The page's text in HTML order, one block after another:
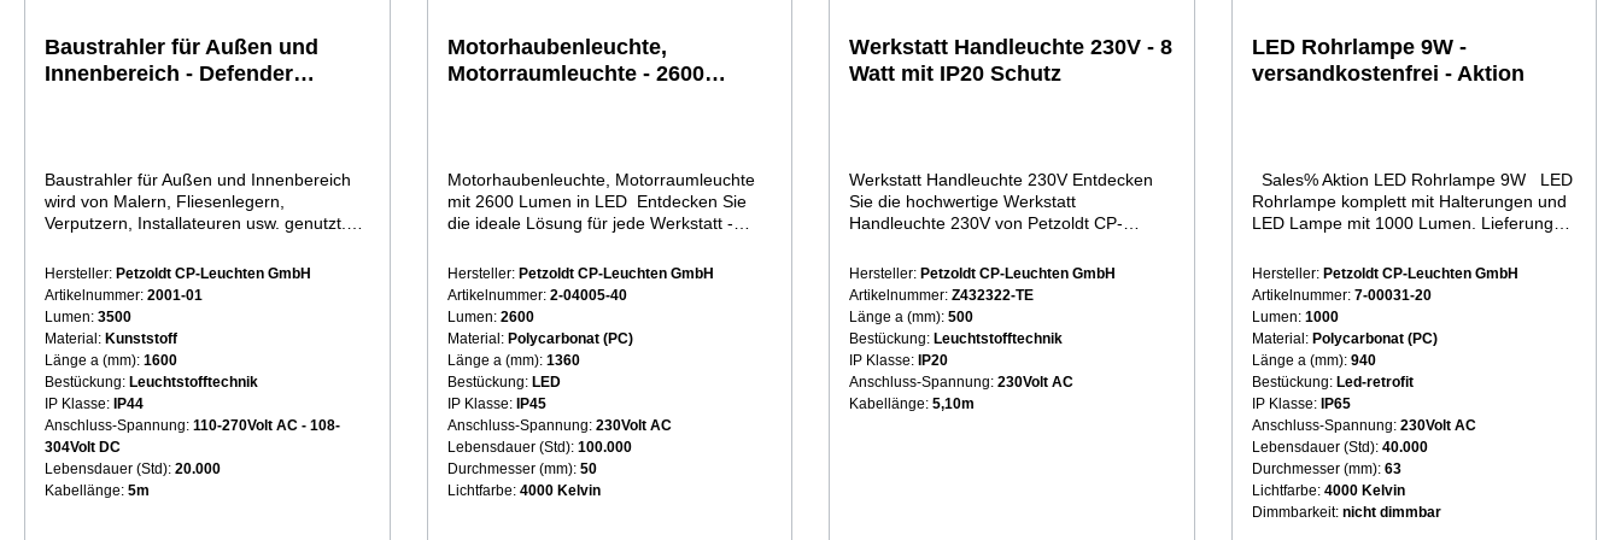
Baustrahler für Außen und
Innenbereich - Defender
Baustrahler für Außen und Innenbereich
wird von Malern, Fliesenlegern,
Verputzern, Installateuren usw. genutzt.
Verbesserungen dieses Baustrahlers
gegenüber stoßempfindlichen
brandheißen Halogenstrahlern oder
kippeligen Stativlösungen. +++++++++
Strahler hat 3500 Lumen Lichtleistung
Baustrahler ist mit 5m Flexiblem Kabel
H07 RN-F 3x1,5mm² ausgestattet IP44 -
Steckdose für weitere Strahler Einfache
Endmontage Stehaufmännchen-effekt
durch Sandbefüllung vor Ort.
Lieferumfang: Geliefert wird zu dieser
Hersteller: Petzoldt CP-Leuchten GmbH
Artikelnummer: 2001-01
Lumen: 3500
Material: Kunststoff
Länge a (mm): 1600
Bestückung: Leuchtstofftechnik
IP Klasse: IP44
Anschluss-Spannung: 110-270Volt AC - 108-
304Volt DC
Lebensdauer (Std): 20.000
Kabellänge: 5m
Motorhaubenleuchte,
Motorraumleuchte - 2600
Motorhaubenleuchte, Motorraumleuchte
mit 2600 Lumen in LED Entdecken Sie
die ideale Lösung für jede Werkstatt -
Motorhaubenleuchte! Egal ob im
Motorraum, im Fahrzeuginnenraum oder
unter dem Fahrzeug, diese Leuchte bietet
Ihnen stets helles Licht und maximale
Flexibilität während Ihrer Arbeit. Mit
beiden Händen frei können Sie sich auf
Ihre Aufgaben konzentrieren, unterstützt
von optimalen
Beleuchtungsverhältnissen.Der Halter
dieser Motorhaubenleuchte kann auf bis
zu 1,75 Meter ausgezogen werden, was
Hersteller: Petzoldt CP-Leuchten GmbH
Artikelnummer: 2-04005-40
Lumen: 2600
Material: Polycarbonat (PC)
Länge a (mm): 1360
Bestückung: LED
IP Klasse: IP45
Anschluss-Spannung: 230Volt AC
Lebensdauer (Std): 100.000
Durchmesser (mm): 50
Lichtfarbe: 4000 Kelvin
Werkstatt Handleuchte 230V - 8
Watt mit IP20 Schutz
Werkstatt Handleuchte 230V Entdecken
Sie die hochwertige Werkstatt
Handleuchte 230V von Petzoldt CP-
Arbeitsprojekten unschätzbar helfen wird.
Robuste Bauweise für den
Werkstatteinsatz Unsere Handleuchte ist
mit einem robusten Schutzrohr
ausgestattet, das sie vor den
Herausforderungen in einer
Werkstattumgebung schützt. Das H05RNF
Hersteller: Petzoldt CP-Leuchten GmbH
Artikelnummer: Z432322-TE
Länge a (mm): 500
Bestückung: Leuchtstofftechnik
IP Klasse: IP20
Anschluss-Spannung: 230Volt AC
Kabellänge: 5,10m
LED Rohrlampe 9W -
versandkostenfrei - Aktion
Sales% Aktion LED Rohrlampe 9W LED
Rohrlampe komplett mit Halterungen und
LED Lampe mit 1000 Lumen. Lieferung
und fertig Die LED Rohrlampe ist robust,
hell und langlebig (Länge 940mm) Sie
wird mit Leuchtmittel und Halterungen
geliefert. Die LED Rohrleuchte ist für
Feuchträume, Außenfassaden kommt mit
einer verständlichen Beschreibung und
Bohrschablone für die schnelle Montage.
In fünf einfachen Schritten und 15 Minuten
Zeit zu hellem Licht für viele Jahre: 1.
Einseitige Betriebsanleitung lesen2. Vier
Löcher bohren, die Bohrschablone hilft3.
Halterungen festschrauben4. Leuchte
Hersteller: Petzoldt CP-Leuchten GmbH
Artikelnummer: 7-00031-20
Lumen: 1000
Material: Polycarbonat (PC)
Länge a (mm): 940
Bestückung: Led-retrofit
IP Klasse: IP65
Anschluss-Spannung: 230Volt AC
Lebensdauer (Std): 40.000
Durchmesser (mm): 63
Lichtfarbe: 4000 Kelvin
Dimmbarkeit: nicht dimmbar